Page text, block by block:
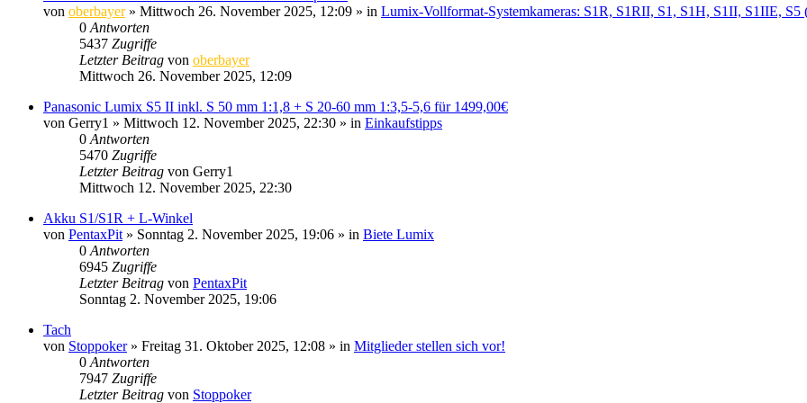
von oberbayer» Mittwoch 26. November 2025, 12:09 » in Lumix-Vollformat-Systemkameras: S1R, S1RII, S1, S1H, S1II, S1IIE,
0 Antworten
5437 Zugriffe
Letzter Beitrag von oberbayer
Mittwoch 26. November 2025, 12:09
Panasonic Lumix S5 II inkl. S 50 mm 1:1,8 + S 20-60 mm 1:3,5-5,6 für 1499,00€
von Gerry1 » Mittwoch 12. November 2025, 22:30 » in Einkaufstipps
0 Antworten
5470 Zugriffe
Letzter Beitrag von Gerry1
Mittwoch 12. November 2025, 22:30
Akku S1/S1R + L-Winkel
von PentaxPit » Sonntag 2. November 2025, 19:06 » in Biete Lumix
0 Antworten
6945 Zugriffe
Letzter Beitrag von PentaxPit
Sonntag 2. November 2025, 19:06
Tach
von Stoppoker» Freitag 31. Oktober 2025, 12:08 » in Mitglieder stellen sich vor!
0 Antworten
7947 Zugriffe
Letzter Beitrag von Stoppoker